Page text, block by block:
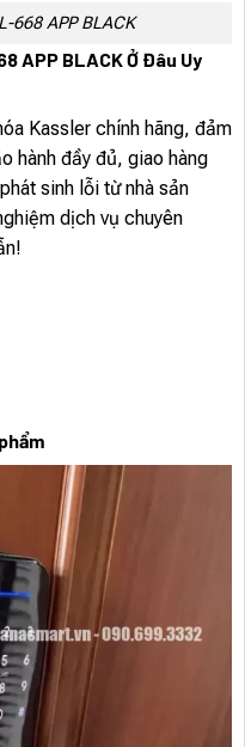
668 APP BLACK
APP BLACK Ở Đâu Uy
Kassler chính hãng, đảm
hành đầy đủ, giao hàng
sinh lỗi từ nhà sản
dịch vụ chuyên